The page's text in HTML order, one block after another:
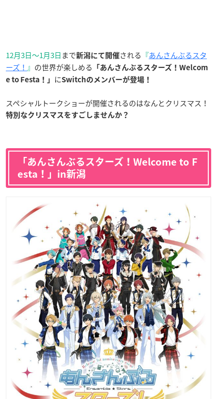
12月3日〜1月3日まで新潟にて開催される 『あんさんぶるスタ
ーズ！ 』 の世界が楽しめる
「あんさんぶるスターズ！Welcom
e to Festa！」
にSwitchのメンバーが登場！
スペシャルトークショーが開催されるのはなんとクリスマス！
特別なクリスマスをすごしませんか？
「あんさんぶるスターズ！Welcome to F
esta！」in新潟